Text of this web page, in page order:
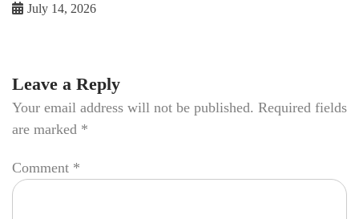
July 14, 2026
Leave a Reply
Your email address will not be published. Required fields
are marked *
Comment *